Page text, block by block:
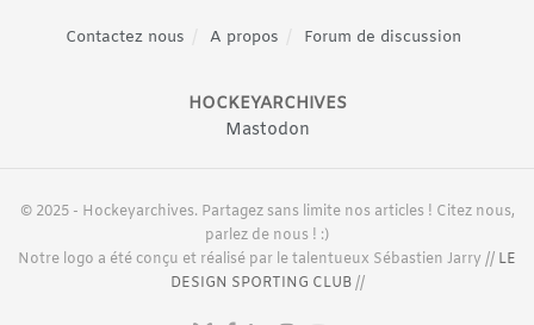
Contactez nous A propos Forum de discussion
HOCKEYARCHIVES
Mastodon
© 2025 - Hockeyarchives. Partagez sans limite nos articles ! Citez nous,
parlez de nous ! :)
Notre logo a été conçu et réalisé par le talentueux Sébastien Jarry // LE
DESIGN SPORTING CLUB//